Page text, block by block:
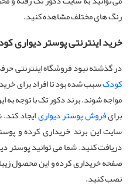
رنگ های مختلف مشاهده کنید.
خرید اینترنتی پوستر دیواری
در گذشته نبود فروشگاه اینترنتی
کودکسبب شده بود تا افراد برای
مواجه شوند. برند دکور تک با توجه
برایفروش پوستر دیواریایجاد
سایت این برند خریداری کرده و
دریافت کنید. شما می توانید پوستر
صفحه خریداری کرده و این محصول
نصب کنید.